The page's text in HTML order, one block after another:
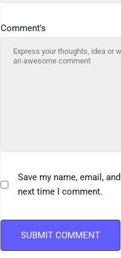
Comment's
Save my name, email,
next time I comment.